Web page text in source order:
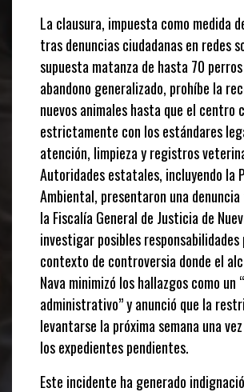
La clausura, impuesta como medida
tras denuncias ciudadanas en redes
supuesta matanza de hasta 70
abandono generalizado, prohíbe la
nuevos animales hasta que el centro
estrictamente con los estándares
atención, limpieza y registros
Autoridades estatales, incluyendo la
Ambiental, presentaron una
la Fiscalía General de Justicia de
investigar posibles responsabilidades
contexto de controversia donde el
Nava minimizó los hallazgos como un
administrativo” y anunció que la
levantarse la próxima semana una
los expedientes pendientes.
Este incidente ha generado